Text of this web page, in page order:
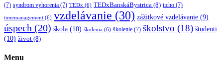
(7) syndrom vyhorenia (7) TEDx (6) TEDxBanskáBystrica (8) ticho (7)
timemanagement (6) vzdelávanie (30) zážitkové vzdelávanie (9)
úspech (20) škola (10) školenia (6) školenie (7) školstvo (18) študenti
(10) život (8)
Menu